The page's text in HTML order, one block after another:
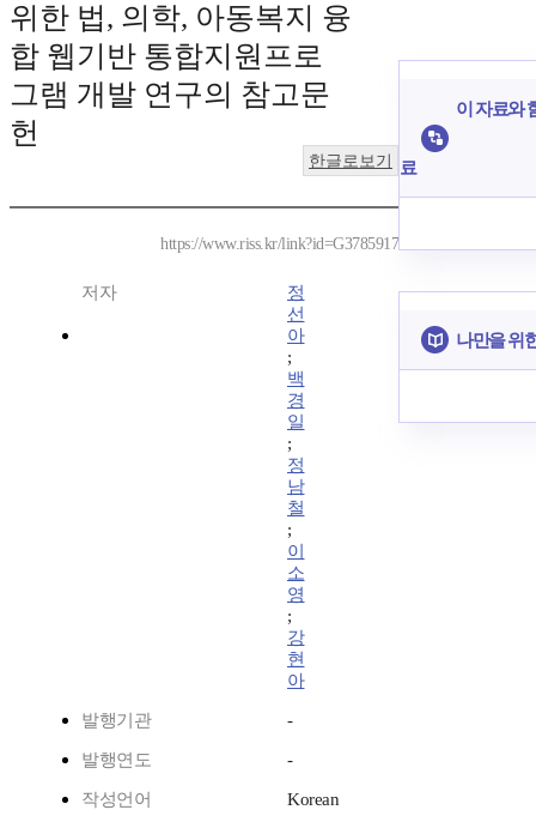
위한 법, 의학, 아동복지 융
합 웹기반 통합지원프로
그램 개발 연구의 참고문
헌
한글로보기
https://www.riss.kr/link?id=G3785917
저자
정
선
아
;
백
경
일
;
정
남
철
;
이
소
영
;
강
현
아
발행기관 -
발행연도 -
작성언어 Korean
이 자료와
료
나만을 위